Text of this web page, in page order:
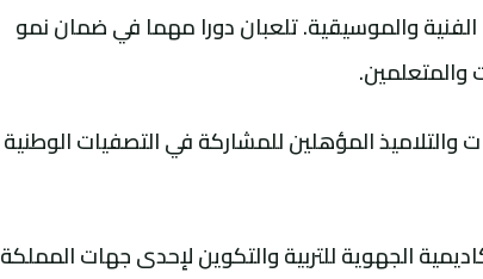
الفنية والموسيقية. تلعبان دورا مهما في ضمان نمو
والمتعلمين.
والتلاميذ المؤهلين للمشاركة في التصفيات الوطنية
الجهوية للتربية والتكوين لإحدى جهات المملكة